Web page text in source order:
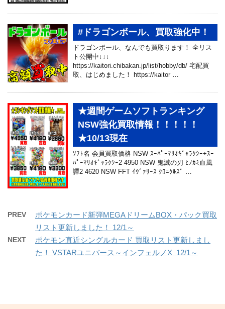
#ドラゴンボール、買取強化中！
ドラゴンボール、なんでも買取ります！ 全リス
ト公開中↓↓↓
https://kaitori.chibakan.jp/list/hobby/db/ 宅配買
取、はじめました！ https://kaitor …
★週間ゲームソフトランキング
NSW強化買取情報！！！！！
★10/13現在
ｿﾌﾄ名 会員買取価格 NSW ｽｰﾊﾟｰﾏﾘｵｷﾞｬﾗｸｼｰ+ｽｰ
ﾊﾟｰﾏﾘｵｷﾞｬﾗｸｼｰ2 4950 NSW 鬼滅の刃 ﾋﾉｶﾐ血風
譚2 4620 NSW FFT ｲｳﾞｧﾘｰｽ ｸﾛﾆｸﾙｽﾞ …
PREV
ポケモンカード新弾MEGAドリームBOX・パック買取
リスト更新しました！ 12/1～
NEXT
ポケモン直近シングルカード 買取リスト更新しまし
た！ VSTARユニバース～インフェルノX 12/1～